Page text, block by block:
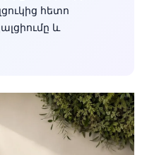
հետո
և